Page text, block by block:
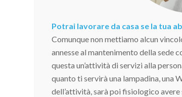
Potrai lavorare da casa se la tua
Comunque non mettiamo alcun
annesse al mantenimento della sede
questa un’attività di servizi alla
quanto ti servirà una lampadina, una
dell’attività, sarà poi fisiologico